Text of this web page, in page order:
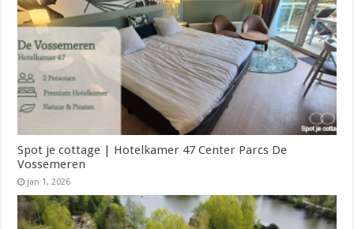
Spot je cottage | Hotelkamer 47 Center Parcs De
Vossemeren
jan 1, 2026